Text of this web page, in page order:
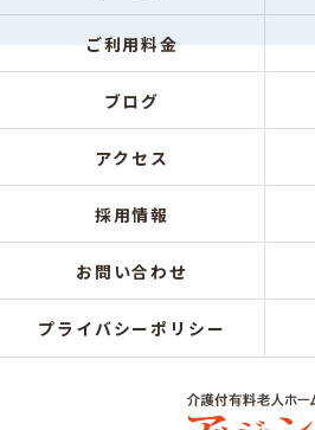
ご利用料金
ブログ
アクセス
採用情報
お問い合わせ
プライバシーポリシー